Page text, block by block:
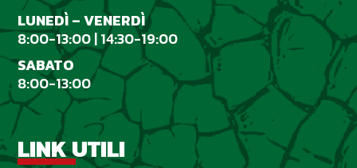
LUNEDÌ– VENERDÌ
8:00-13:00 | 14:30-19:00
SABATO
8:00-13:00
LINK UTILI